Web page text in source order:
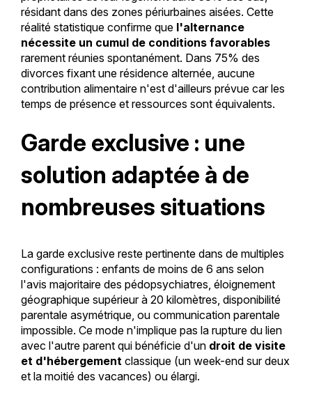
résidant dans des zones périurbaines aisées. Cette
réalité statistique confirme que l'alternance
nécessite un cumul de conditions favorables
rarement réunies spontanément. Dans 75% des
divorces fixant une résidence alternée, aucune
contribution alimentaire n'est d'ailleurs prévue car les
temps de présence et ressources sont équivalents.
Garde exclusive : une
solution adaptée à de
nombreuses situations
La garde exclusive reste pertinente dans de multiples
configurations : enfants de moins de 6 ans selon
l'avis majoritaire des pédopsychiatres, éloignement
géographique supérieur à 20 kilomètres, disponibilité
parentale asymétrique, ou communication parentale
impossible. Ce mode n'implique pas la rupture du lien
avec l'autre parent qui bénéficie d'un droit de visite
et d'hébergementclassique (un week-end sur deux
et la moitié des vacances) ou élargi.